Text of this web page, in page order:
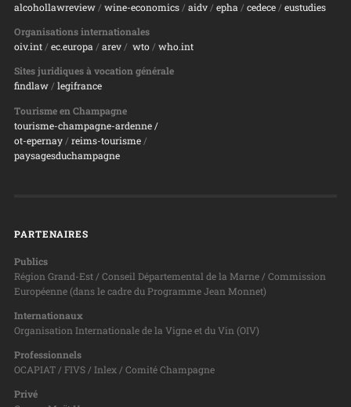
alcohollawreview/ wine-economics/ aidv/ epha / cedece/ eustudies
Organisations internationales
oiv.int/ ec.europa/ arev/ wto/ who.int
Sites juridiques à vocation générale
findlaw/ legifrance
Tourisme en Champagne
tourisme-champagne-ardenne /
ot-epernay/ reims-tourisme/
paysagesduchampagne
PARTENAIRES
Publics
Région Grand-Est / Conseil Départemental de la Marne / Commission
Européenne (dans le cadre du Programme Jean Monnet)
Internationaux
Organisation Internationale de la Vigne et du Vin (OIV)
Professionnels
OCAPIAT / FIVS / Inlex / Comité Champagne
Privé